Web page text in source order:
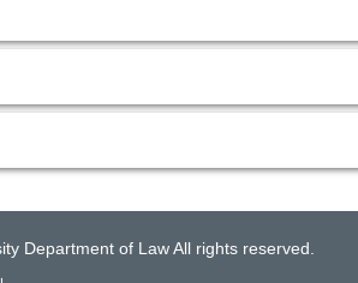
Department of Law All rights reserved.